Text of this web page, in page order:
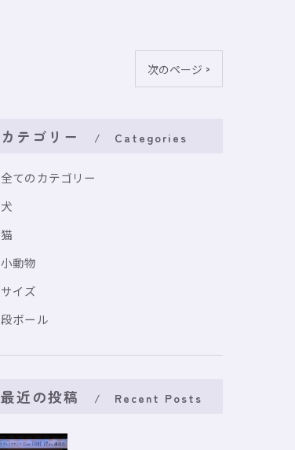
次のページ >
カテゴリー Categories
全てのカテゴリー
犬
猫
小動物
サイズ
段ボール
最近の投稿 Recent Posts